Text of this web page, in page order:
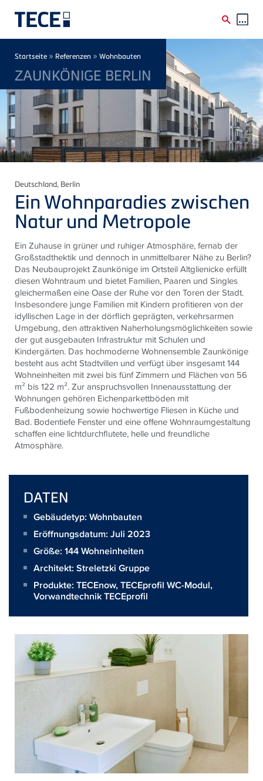
Breadcrumb
Startseite » Referenzen » Wohnbauten
ZAUNKÖNIGE BERLIN
Deutschland, Berlin
Ein Wohnparadies zwischen
Natur und Metropole
Ein Zuhause in grüner und ruhiger Atmosphäre, fernab der
Großstadthektik und dennoch in unmittelbarer Nähe zu Berlin?
Das Neubauprojekt Zaunkönige im Ortsteil Altglienicke erfüllt
diesen Wohntraum und bietet Familien, Paaren und Singles
gleichermaßen eine Oase der Ruhe vor den Toren der Stadt.
Insbesondere junge Familien mit Kindern profitieren von der
idyllischen Lage in der dörflich geprägten, verkehrsarmen
Umgebung, den attraktiven Naherholungsmöglichkeiten sowie
der gut ausgebauten Infrastruktur mit Schulen und
Kindergärten. Das hochmoderne Wohnensemble Zaunkönige
besteht aus acht Stadtvillen und verfügt über insgesamt 144
Wohneinheiten mit zwei bis fünf Zimmern und Flächen von 56
m² bis 122 m². Zur anspruchsvollen Innenausstattung der
Wohnungen gehören Eichenparkettböden mit
Fußbodenheizung sowie hochwertige Fliesen in Küche und
Bad. Bodentiefe Fenster und eine offene Wohnraumgestaltung
schaffen eine lichtdurchflutete, helle und freundliche
Atmosphäre.
DATEN
Gebäudetyp: Wohnbauten
Eröffnungsdatum: Juli 2023
Größe: 144 Wohneinheiten
Architekt: Streletzki Gruppe
Produkte: TECEnow,TECEprofil WC-Modul,
Vorwandtechnik TECEprofil